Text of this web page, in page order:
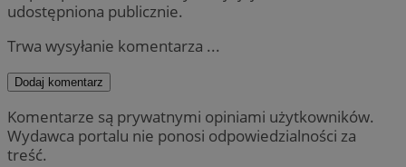
udostępniona publicznie.
Trwa wysyłanie komentarza ...
Dodaj komentarz
Komentarze są prywatnymi opiniami użytkowników.
Wydawca portalu nie ponosi odpowiedzialności za
treść.